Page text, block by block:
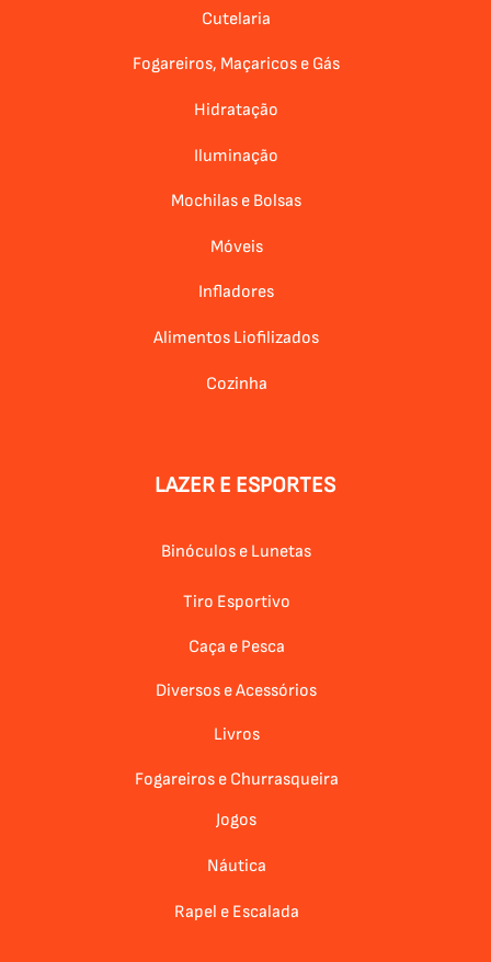
Cutelaria
Fogareiros, Maçaricos e Gás
Hidratação
Iluminação
Mochilas e Bolsas
Móveis
Infladores
Alimentos Liofilizados
Cozinha
LAZER E ESPORTES
Binóculos e Lunetas
Tiro Esportivo
Caça e Pesca
Diversos e Acessórios
Livros
Fogareiros e Churrasqueira
Jogos
Náutica
Rapel e Escalada